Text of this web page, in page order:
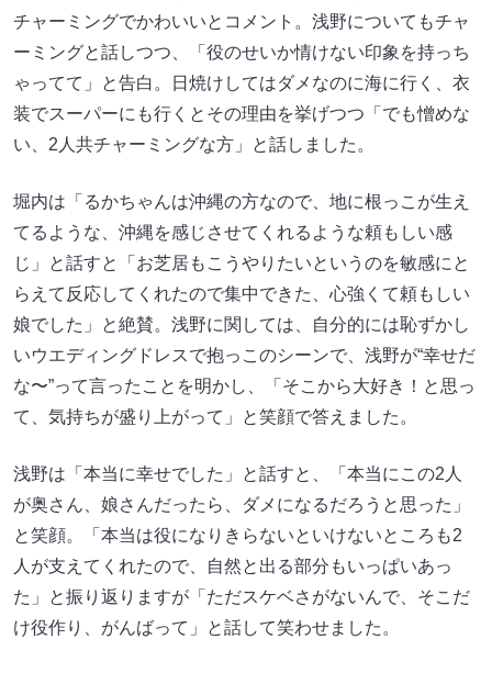
チャーミングでかわいいとコメント。浅野についてもチャ
ーミングと話しつつ、「役のせいか情けない印象を持っち
ゃってて」と告白。日焼けしてはダメなのに海に行く、衣
装でスーパーにも行くとその理由を挙げつつ「でも憎めな
い、2人共チャーミングな方」と話しました。
堀内は「るかちゃんは沖縄の方なので、地に根っこが生え
てるような、沖縄を感じさせてくれるような頼もしい感
じ」と話すと「お芝居もこうやりたいというのを敏感にと
らえて反応してくれたので集中できた、心強くて頼もしい
娘でした」と絶賛。浅野に関しては、自分的には恥ずかし
いウエディングドレスで抱っこのシーンで、浅野が“幸せだ
な〜”って言ったことを明かし、「そこから大好き！と思っ
て、気持ちが盛り上がって」と笑顔で答えました。
浅野は「本当に幸せでした」と話すと、「本当にこの2人
が奥さん、娘さんだったら、ダメになるだろうと思った」
と笑顔。「本当は役になりきらないといけないところも2
人が支えてくれたので、自然と出る部分もいっぱいあっ
た」と振り返りますが「ただスケベさがないんで、そこだ
け役作り、がんばって」と話して笑わせました。